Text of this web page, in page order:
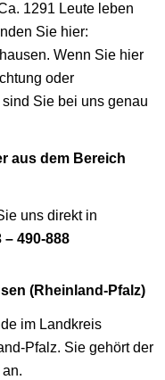
1291 Leute leben
Sie hier:
Wenn Sie hier
oder
Sie bei uns genau
aus dem Bereich
uns direkt in
– 490-888
(Rheinland-Pfalz)
im Landkreis
Pfalz. Sie gehört der
an.